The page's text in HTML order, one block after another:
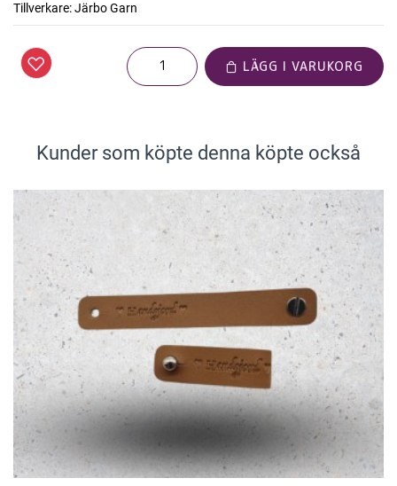
Tillverkare:Järbo Garn
LÄGG I VARUKORG
Kunder som köpte denna köpte också